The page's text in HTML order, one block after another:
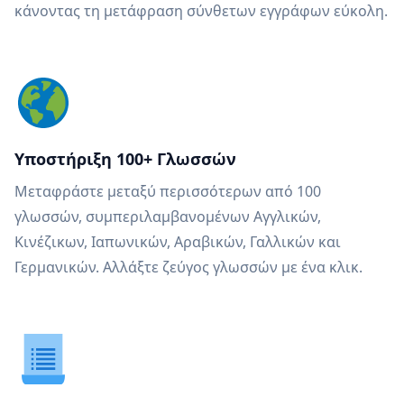
κάνοντας τη μετάφραση σύνθετων εγγράφων εύκολη.
Υποστήριξη 100+ Γλωσσών
Μεταφράστε μεταξύ περισσότερων από 100
γλωσσών, συμπεριλαμβανομένων Αγγλικών,
Κινέζικων, Ιαπωνικών, Αραβικών, Γαλλικών και
Γερμανικών. Αλλάξτε ζεύγος γλωσσών με ένα κλικ.